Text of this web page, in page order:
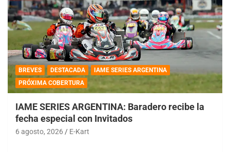
BREVES DESTACADA
IAME SERIES ARGENTINA
PRÓXIMA COBERTURA
IAME SERIES ARGENTINA: Baradero recibe la
fecha especial con Invitados
6 agosto, 2026 E-Kart